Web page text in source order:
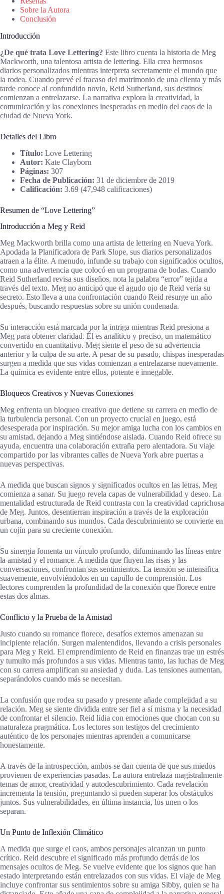
Sobre la Autora
Conclusión
Introducción
¿De qué trata Love Lettering? Este libro cuenta la historia de Meg
Mackworth, una talentosa artista de lettering. Ella crea hermosos
diarios personalizados mientras interpreta secretamente el mundo que
la rodea. Cuando prevé el fracaso del matrimonio de una clienta y más
tarde conoce al confundido novio, Reid Sutherland, sus destinos
comienzan a entrelazarse. La narrativa explora la creatividad, la
comunicación y las conexiones inesperadas en medio del caos de la
ciudad de Nueva York.
Detalles del Libro
Título: Love Lettering
Autor: Kate Clayborn
Páginas: 307
Fecha de Publicación: 31 de diciembre de 2019
Calificación: 3.69 (47,948 calificaciones)
Resumen de “Love Lettering”
Introducción a Meg y Reid
Meg Mackworth brilla como una artista de lettering en Nueva York.
Apodada la Planificadora de Park Slope, sus diarios personalizados
atraen a la élite. A menudo, infunde su trabajo con significados ocultos,
como una advertencia que colocó en un programa de bodas. Cuando
Reid Sutherland revisa sus diseños, nota la palabra “error” tejida a
través del texto. Meg no anticipó que el agudo ojo de Reid vería su
secreto. Esto lleva a una confrontación cuando Reid resurge un año
después, buscando respuestas sobre su unión condenada.
Su interacción está marcada por la intriga mientras Reid presiona a
Meg para obtener claridad. Él es analítico y preciso, un matemático
convertido en cuantitativo. Meg siente el peso de su advertencia
anterior y la culpa de su arte. A pesar de su pasado, chispas inesperadas
surgen a medida que sus vidas comienzan a entrelazarse nuevamente.
La química es evidente entre ellos, potente e innegable.
Bloqueos Creativos y Nuevas Conexiones
Meg enfrenta un bloqueo creativo que detiene su carrera en medio de
la turbulencia personal. Con un proyecto crucial en juego, está
desesperada por inspiración. Su mejor amiga lucha con los cambios en
su amistad, dejando a Meg sintiéndose aislada. Cuando Reid ofrece su
ayuda, encuentra una colaboración extraña pero alentadora. Su viaje
compartido por las vibrantes calles de Nueva York abre puertas a
nuevas perspectivas.
A medida que buscan signos y significados ocultos en las letras, Meg
comienza a sanar. Su juego revela capas de vulnerabilidad y deseo. La
mentalidad estructurada de Reid contrasta con la creatividad caprichosa
de Meg. Juntos, desentierran inspiración a través de la exploración
urbana, combinando sus mundos. Cada descubrimiento se convierte en
un cojín para su creciente conexión.
Su sinergia fomenta un vínculo profundo, difuminando las líneas entre
la amistad y el romance. A medida que fluyen las risas y las
conversaciones, confrontan sus sentimientos. La tensión se intensifica
suavemente, envolviéndolos en un capullo de comprensión. Los
lectores comprenden la profundidad de la conexión que florece entre
estas dos almas.
Conflicto y la Prueba de la Amistad
Justo cuando su romance florece, desafíos externos amenazan su
incipiente relación. Surgen malentendidos, llevando a crisis personales
para Meg y Reid. El emprendimiento de Reid en finanzas trae un estrés
y tumulto más profundos a sus vidas. Mientras tanto, las luchas de Meg
con su carrera amplifican su ansiedad y duda. Las tensiones aumentan,
separándolos cuando más se necesitan.
La confusión que rodea su pasado y presente añade complejidad a su
relación. Meg se siente dividida entre ser fiel a sí misma y la necesidad
de confrontar el silencio. Reid lidia con emociones que chocan con su
naturaleza pragmática. Los lectores son testigos del crecimiento
auténtico de los personajes mientras aprenden a comunicarse
honestamente.
A través de la introspección, ambos se dan cuenta de que sus miedos
provienen de experiencias pasadas. La autora entrelaza magistralmente
temas de amor, creatividad y autodescubrimiento. Cada revelación
incrementa la tensión, preguntando si pueden superar los obstáculos
juntos. Sus vulnerabilidades, en última instancia, los unen o los
separan.
Un Punto de Inflexión Climático
A medida que surge el caos, ambos personajes alcanzan un punto
crítico. Reid descubre el significado más profundo detrás de los
mensajes ocultos de Meg. Se vuelve evidente que los signos que han
estado interpretando están entrelazados con sus vidas. El viaje de Meg
incluye confrontar sus sentimientos sobre su amiga Sibby, quien se ha